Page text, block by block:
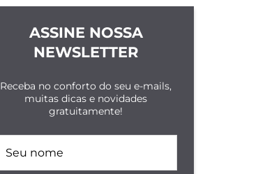
ASSINE NOSSA
NEWSLETTER
Receba no conforto do seu e-mails,
muitas dicas e novidades
gratuitamente!